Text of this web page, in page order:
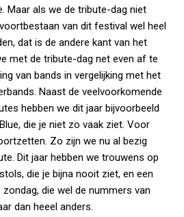
Maar als we de tribute-dag niet
van dit festival wel heel
dat is de andere kant van het
met de tribute-dag net even af te
van bands in vergelijking met het
Naast de veelvoorkomende
hebben we dit jaar bijvoorbeeld
die je niet zo vaak ziet. Voor
Zo zijn we nu al bezig
Dit jaar hebben we trouwens op
die je bijna nooit ziet, en een
die wel de nummers van
dan heeel anders.